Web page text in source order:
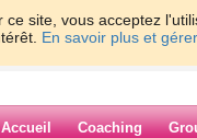
site, vous acceptez
En savoir plus et
Accueil Coaching